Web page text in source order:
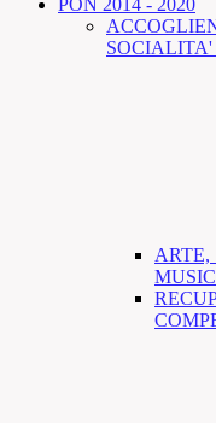
SOCIALITA'
ARTE,